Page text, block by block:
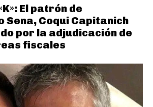
El patrón de
Sena, Coqui Capitanich
por la adjudicación de
fiscales